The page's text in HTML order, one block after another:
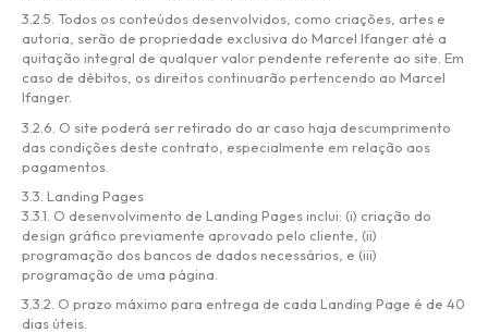
3.2.5. Todos os conteúdos desenvolvidos, como criações, artes e
autoria, serão de propriedade exclusiva do Marcel Ifanger até a
quitação integral de qualquer valor pendente referente ao site. Em
caso de débitos, os direitos continuarão pertencendo ao Marcel
Ifanger.
3.2.6. O site poderá ser retirado do ar caso haja descumprimento
das condições deste contrato, especialmente em relação aos
pagamentos.
3.3. Landing Pages
3.3.1. O desenvolvimento de Landing Pages inclui: (i) criação do
design gráfico previamente aprovado pelo cliente, (ii)
programação dos bancos de dados necessários, e (iii)
programação de uma página.
3.3.2. O prazo máximo para entrega de cada Landing Page é de 40
dias úteis.